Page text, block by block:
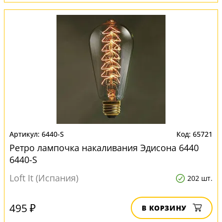
6440-S 65721
Ретро лампочка накаливания Эдисона 6440
6440-S
Loft It (Испания)
202 шт.
495 ₽ В КОРЗИНУ